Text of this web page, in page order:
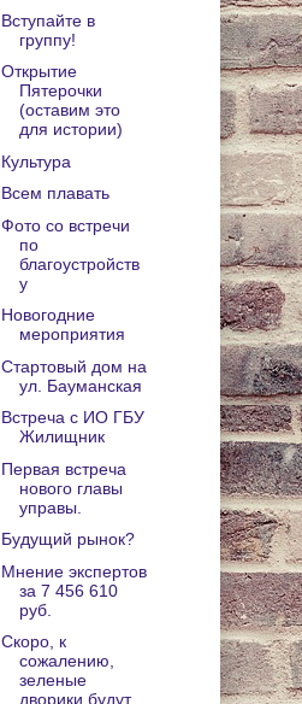
Вступайте в
группу!
Открытие
Пятерочки
(оставим это
для истории)
Культура
Всем плавать
Фото со встречи
по
благоустройств
у
Новогодние
мероприятия
Стартовый дом на
ул. Бауманская
Встреча с ИО ГБУ
Жилищник
Первая встреча
нового главы
управы.
Будущий рынок?
Мнение экспертов
за 7 456 610
руб.
Скоро, к
сожалению,
зеленые
дворики будут